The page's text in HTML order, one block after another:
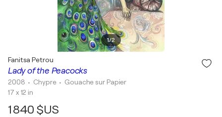
1/2
Lady of the Peacocks
Fanitsa Petrou
2008 • Chypre • Gouache sur Papier
17 x 12 in
1 840 $US